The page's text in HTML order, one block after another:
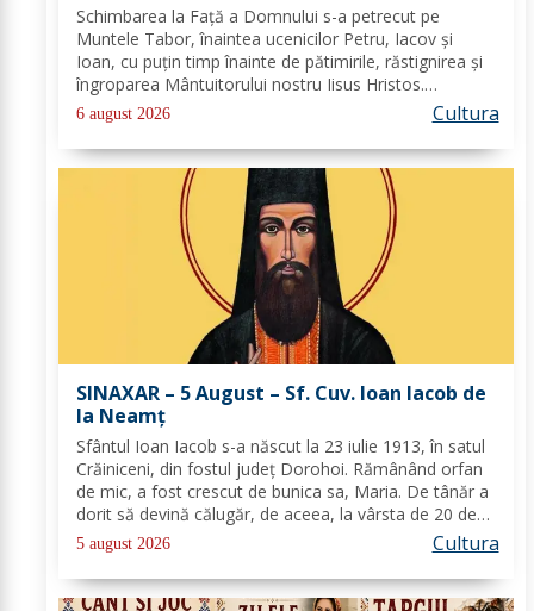
Schimbarea la Față a Domnului s-a petrecut pe
Muntele Tabor, înaintea ucenicilor Petru, Iacov și
Ioan, cu puțin timp înainte de pătimirile, răstignirea și
îngroparea Mântuitorului nostru Iisus Hristos.
Urcându-Se pe munte, Hristos-Domnul S-a depărtat
puţin de ucenici şi, suindu-Se pe un loc mai...
6 august 2026 Cultura
SINAXAR – 5 August – Sf. Cuv. Ioan Iacob de
la Neamţ
Sfântul Ioan Iacob s-a născut la 23 iulie 1913, în satul
Crăiniceni, din fostul județ Dorohoi. Rămânând orfan
de mic, a fost crescut de bunica sa, Maria. De tânăr a
dorit să devină călugăr, de aceea, la vârsta de 20 de
ani, și-a îndreptat pașii spre Mănăstirea Neamț. La 8
aprilie 1936, rasoforul...
5 august 2026 Cultura